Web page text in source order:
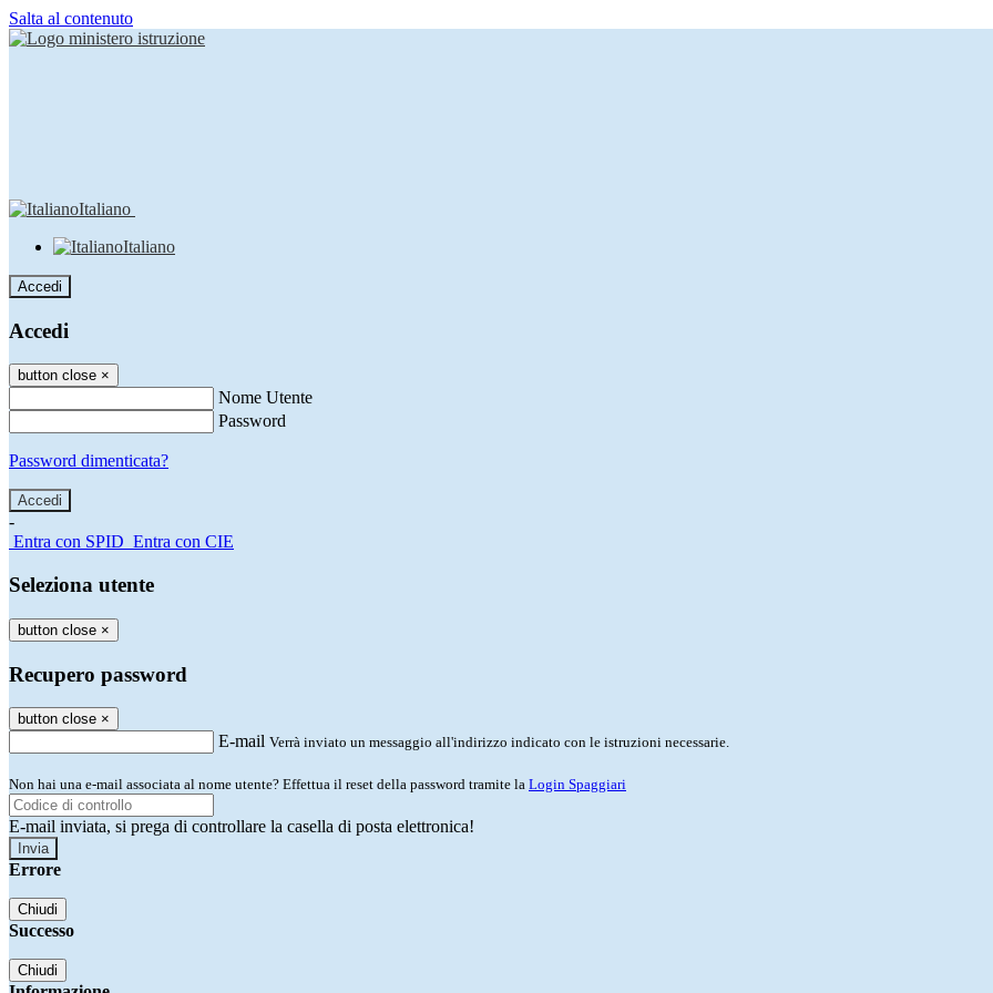
Salta al contenuto
Italiano
Italiano
Accedi
Accedi
button close ×
Nome Utente
Password
Password dimenticata?
-
Entra con SPID Entra con CIE
Seleziona utente
button close ×
Recupero password
button close ×
E-mail Verrà inviato un messaggio all'indirizzo indicato con le istruzioni necessarie.
Non hai una e-mail associata al nome utente? Effettua il reset della password tramite la Login Spaggiari
E-mail inviata, si prega di controllare la casella di posta elettronica!
Errore
Chiudi
Successo
Chiudi